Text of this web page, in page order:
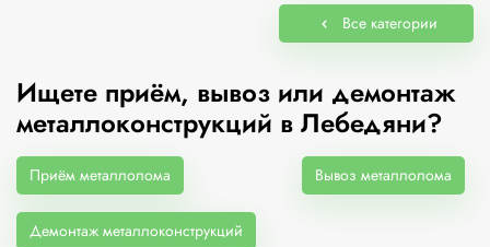
Все категории
Ищете приём, вывоз или демонтаж
металлоконструкций в Лебедяни?
Приём металлолома Вывоз металлолома
Демонтаж металлоконструкций